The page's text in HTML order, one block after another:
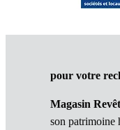
pour votre
Magasin
son patrimoine